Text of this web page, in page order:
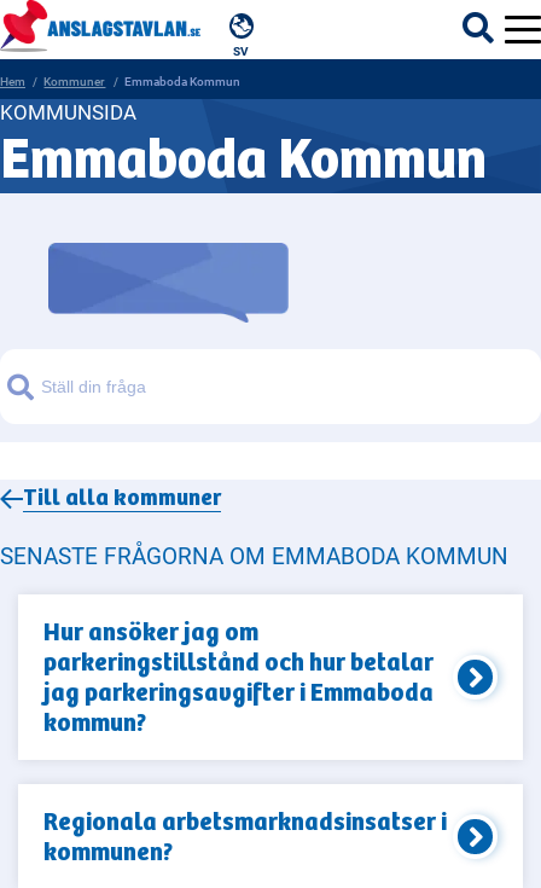
SV
ÄMNEN
REGIONER
Hem Kommuner Emmaboda Kommun
KOMMUNSIDA
Emmaboda Kommun
Sök
Till alla kommuner
SENASTE FRÅGORNA OM EMMABODA KOMMUN
Hur ansöker jag om
parkeringstillstånd och hur betalar
jag parkeringsavgifter i Emmaboda
kommun?
Regionala arbetsmarknadsinsatser i
kommunen?